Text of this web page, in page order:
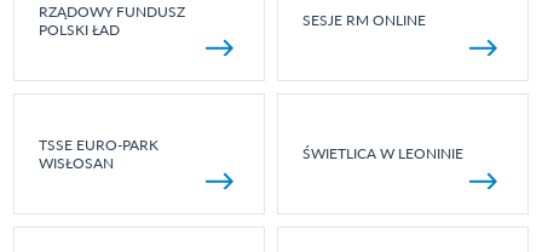
RZĄDOWY FUNDUSZ
POLSKI ŁAD
SESJE RM ONLINE
TSSE EURO-PARK
WISŁOSAN
ŚWIETLICA W LEONINIE